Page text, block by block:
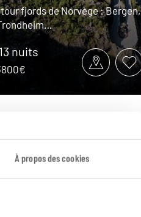
À propos des cookies
fjords de Norvège : Bergen,
nuits